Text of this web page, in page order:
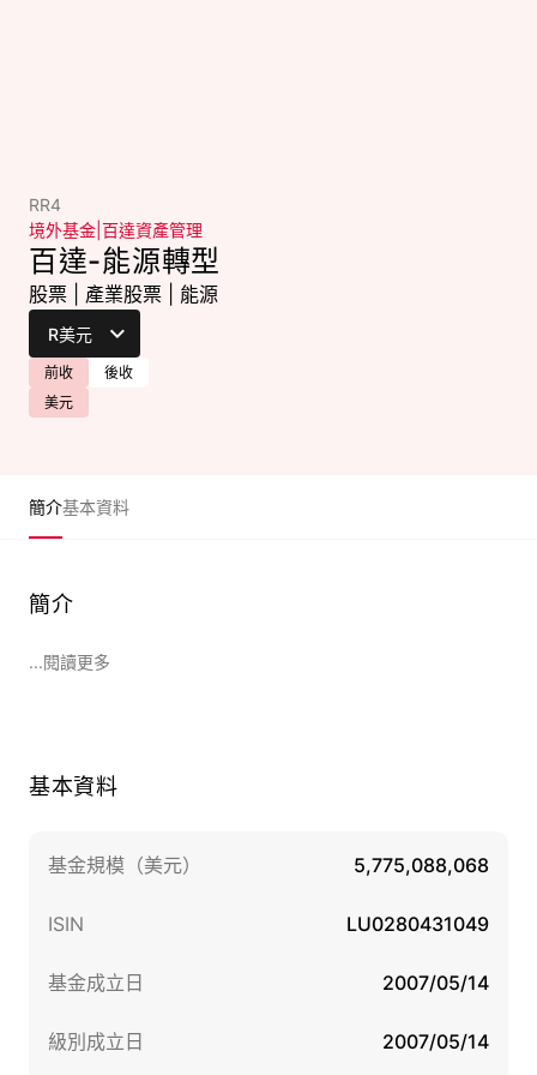
RR4
境外基金 百達資產管理
百達-能源轉型
股票 產業股票 能源
前收
後收
美元
簡介基本資料
簡介
...閱讀更多
基本資料
基金規模（美元） 5,775,088,068
ISIN LU0280431049
基金成立日 2007/05/14
級別成立日 2007/05/14